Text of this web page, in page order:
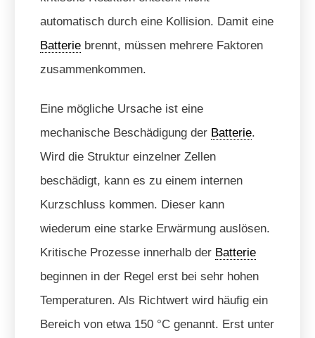
automatisch durch eine Kollision. Damit eine
Batterie brennt, müssen mehrere Faktoren
zusammenkommen.
Eine mögliche Ursache ist eine
mechanische Beschädigung der Batterie.
Wird die Struktur einzelner Zellen
beschädigt, kann es zu einem internen
Kurzschluss kommen. Dieser kann
wiederum eine starke Erwärmung auslösen.
Kritische Prozesse innerhalb der Batterie
beginnen in der Regel erst bei sehr hohen
Temperaturen. Als Richtwert wird häufig ein
Bereich von etwa 150 °C genannt. Erst unter